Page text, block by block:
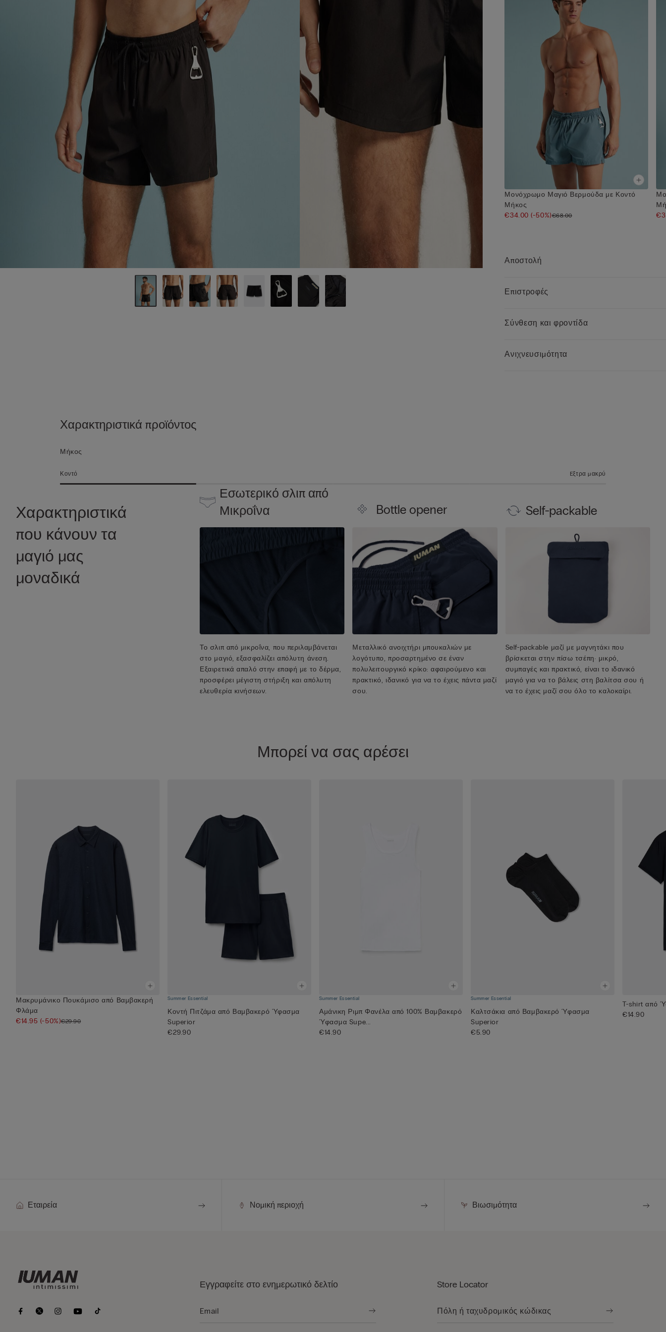
Μονόχρωμο Μαγιό Βερμούδα με Κοντό
Μήκος
€34.00(-50%)€68.00
Αποστολή
Επιστροφές
Σύνθεση και φροντίδα
Ανιχνευσιμότητα
Χαρακτηριστικά προϊόντος
Μήκος
Κοντό Eξτρα μακρύ
Χαρακτηριστικά
που κάνουν τα
μαγιό μας
μοναδικά
Εσωτερικό σλιπ από
Μικροΐνα
Το σλιπ από μικροΐνα, που περιλαμβάνεται
στο μαγιό, εξασφαλίζει απόλυτη άνεση.
Εξαιρετικά απαλό στην επαφή με το δέρμα,
προσφέρει μέγιστη στήριξη και απόλυτη
ελευθερία κινήσεων.
Bottle opener
Μεταλλικό ανοιχτήρι μπουκαλιών με
λογότυπο, προσαρτημένο σε έναν
πολυλειτουργικό κρίκο: αφαιρούμενο και
πρακτικό, ιδανικό για να το έχεις πάντα μαζί
σου.
Self-packable
Self-packable μαζί με μαγνητάκι που
βρίσκεται στην πίσω τσέπη· μικρό,
συμπαγές και πρακτικό, είναι το ιδανικό
μαγιό για να το βάλεις στη βαλίτσα σου ή
να το έχεις μαζί σου όλο το καλοκαίρι.
Μπορεί να σας αρέσει
Μακρυμάνικο Πουκάμισο από Βαμβακερή
Φλάμα
€14.95 (-50%)€29.90
Summer Essential
Κοντή Πιτζάμα από Βαμβακερό Ύφασμα
Superior
€29.90
Summer Essential
Αμάνικη Ριμπ Φανέλα από 100% Βαμβακερό
Ύφασμα Supe...
€14.90
Summer Essential
Καλτσάκια από Βαμβακερό Ύφασμα
Superior
€5.90
T-shirt από
€14.90
Εταιρεία Νομική περιοχή Βιωσιμότητα
Εγγραφείτε στο ενημερωτικό δελτίο Store Locator